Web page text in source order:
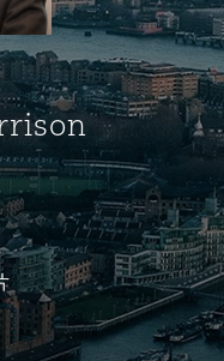
Dispute
Response & Crisis
& Leasing
与合规保险
隐私权
金和移民n
Litigation
Commodities
Commercial &
& Public Liability
Practices
Investigations
Services
White-Collar Crime
Investigations
新模式